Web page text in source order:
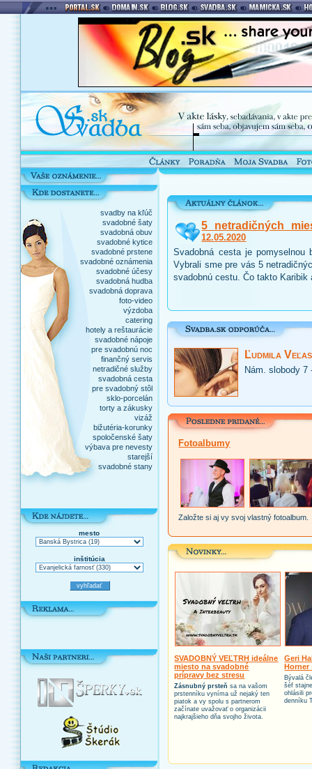
svadby na kľúč
svadobné šaty
svadobná obuv
svadobné kytice
svadobné prstene
svadobné oznámenia
svadobné účesy
svadobná hudba
svadobná doprava
foto-video
výzdoba
catering
hotely a reštaurácie
svadobné nápoje
pre svadobnú noc
finančný servis
netradičné služby
svadobná cesta
pre svadobný stôl
sklo-porcelán
torty a zákusky
vizáž
bižutéria-korunky
spoločenské šaty
výbava pre nevesty
starejší
svadobné stany
mesto
inštitúcia
5 netradičných
12.05.2020
Svadobná cesta je pomyselnou
Vybrali sme pre vás 5
svadobnú cestu. Čo takto Karibik
Ľudmila
Nám. slobody 7
Fotoalbumy
Založte si aj vy svoj vlastný fotoalbum.
SVADOBNÝ VEĽTRH ideálne
miesto na svadobné
prípravy bez stresu
Zásnubný prsteň sa na vašom
prstenníku vyníma už nejaký ten
piatok a vy spolu s partnerom
začínate uvažovať o organizácii
najkrajšieho dňa svojho života.
Geri
Horner
Bývalá
šéf
ohlásili
denníku